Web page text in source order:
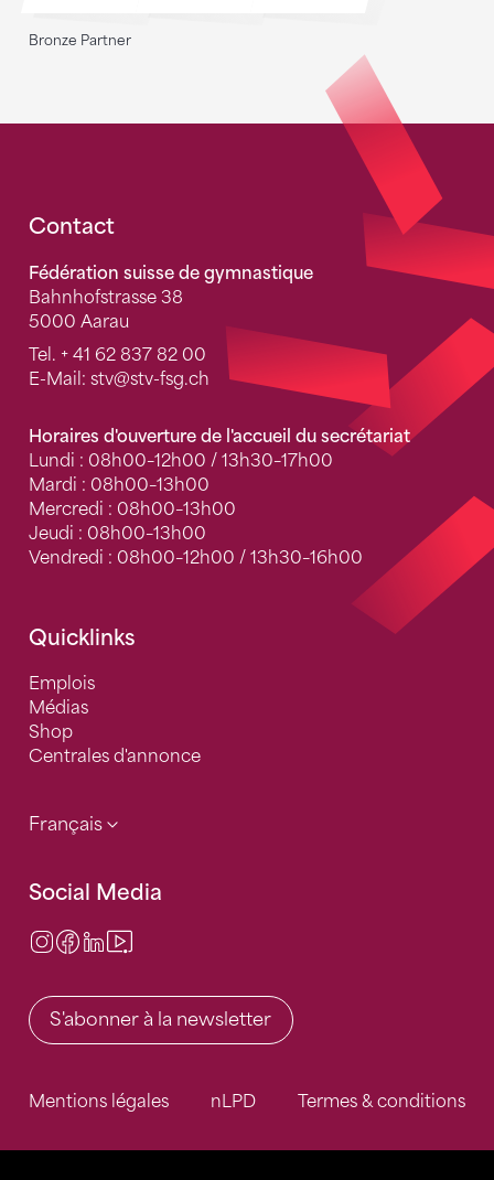
Bronze Partner
Fusszeile
Contact
Fédération suisse de gymnastique
Bahnhofstrasse 38
5000 Aarau
Tel. + 41 62 837 82 00
E-Mail: stv@stv-fsg.ch
Horaires d'ouverture de l'accueil du secrétariat
Lundi : 08h00–12h00 / 13h30–17h00
Mardi : 08h00–13h00
Mercredi : 08h00–13h00
Jeudi : 08h00–13h00
Vendredi : 08h00–12h00 / 13h30–16h00
Quicklinks
Emplois
Médias
Shop
Centrales d'annonce
Français
Social Media
Instagram
Facebook
LinkedIn
S'abonner à la newsletter
Mentions légales nLPD Termes & conditions